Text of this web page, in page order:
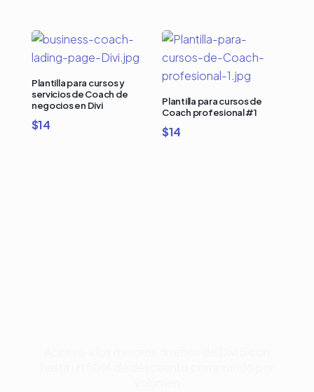
Plantilla para cursos y
servicios de Coach de
negocios en Divi
$14
Plantilla para cursos de
Coach profesional #1
$14